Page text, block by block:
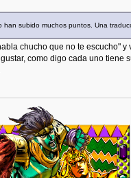
subido muchos puntos. Una
chucho que no te escucho" y
como digo cada uno tiene